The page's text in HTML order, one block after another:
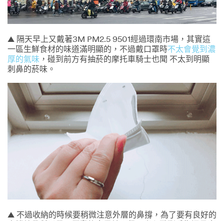
▲ 隔天早上又戴著3M PM2.5 9501經過環南市場，其實這
一區生鮮食材的味道滿明顯的，不過戴口罩時不太會覺到濃
厚的氣味 ，碰到前方有抽菸的摩托車騎士也聞 不太到明顯
刺鼻的菸味。
▲ 不過收納的時候要稍微注意外層的鼻撐，為了要有良好的